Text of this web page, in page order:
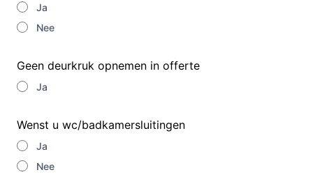
Ja
Nee
Geen deurkruk opnemen in offerte
Ja
Wenst u wc/badkamersluitingen
Ja
Nee